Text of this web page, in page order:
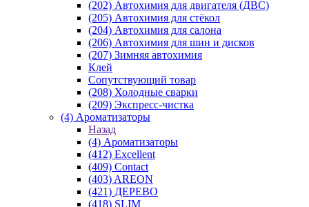
(202) Автохимия для двигателя (ДВС)
(205) Автохимия для стёкол
(204) Автохимия для салона
(206) Автохимия для шин и дисков
(207) Зимняя автохимия
Клей
Сопутствующий товар
(208) Холодные сварки
(209) Экспреcс-чистка
(4) Ароматизаторы
Назад
(4) Ароматизаторы
(412) Excellent
(409) Contact
(403) AREON
(421) ДЕРЕВО
(418) SLIM